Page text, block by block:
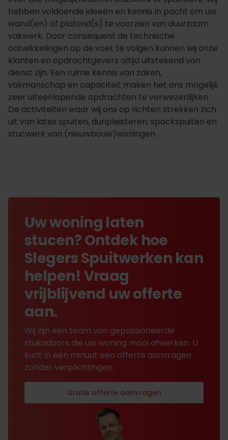
hebben voldoende ideeën en kennis in pacht om uw
wand(en) of plafond(s) te voorzien van duurzaam
vakwerk. Door consequent de technische
ontwikkelingen op de voet te volgen kunnen wij onze
klanten en opdrachtgevers altijd uitstekend van
dienst zijn. Een ruime kennis van zaken,
vakmanschap en capaciteit maken het ons mogelijk
zeer uiteenlopende opdrachten te verwezenlijken.
De activiteiten waar wij ons op richten strekken zich
uit van latex spuiten, dunpleisteren, spackspuiten en
stucwerk van (nieuwbouw)woningen.
Uw woning laten
stucen? Ontdek hoe
Slegers Spuitwerken kan
helpen! Vraag
vrijblijvend uw offerte
aan.
Wij zijn een team van gepassioneerde
stukadoors die uw woning mooi afwerken. U
kunt in één minuut een offerte aanvragen
zonder verplichtingen.
Gratis offerte aanvragen